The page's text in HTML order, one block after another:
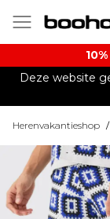
Deze website
Herenvakantieshop /